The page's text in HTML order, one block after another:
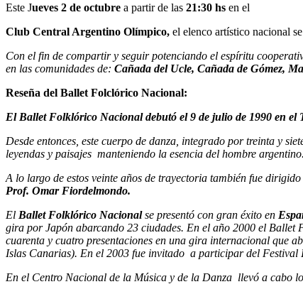
Este Jueves 2 de octubre a partir de las 21:30 hs en el
Club Central Argentino Olímpico, el elenco artístico nacional
Con el fin de compartir y seguir potenciando el espíritu
en las comunidades de: Cañada del Ucle, Cañada de Gómez,
Reseña del Ballet Folclórico Nacional:
El Ballet Folklórico Nacional debutó el 9 de julio de 1990 en el
Desde entonces, este cuerpo de danza, integrado por treinta y
leyendas y paisajes manteniendo la esencia del hombre argentino.
A lo largo de estos veinte años de trayectoria también fue
Prof. Omar Fiordelmondo.
El Ballet Folklórico Nacionalse presentó con gran éxito en
gira por Japón abarcando 23 ciudades. En el año 2000 el
cuarenta y cuatro presentaciones en una gira internacional que
Islas Canarias). En el 2003 fue invitado a participar del Festival
En el Centro Nacional de la Música y de la Danza llevó a cabo